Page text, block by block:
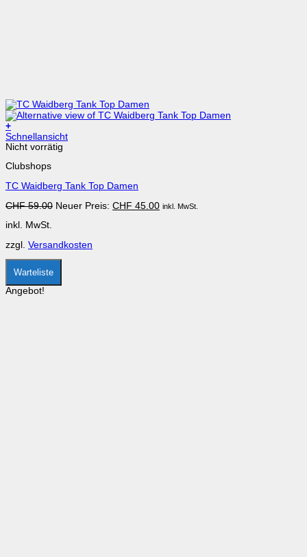
+
Dieses
Produkt
mehrere
auf.
Optionen
auf
Produktseite
gewählt
werden
Schnellansicht
Nicht vorrätig
Clubshops
TC Waidberg Tank Top Damen
CHF59.00 Ursprünglicher
Neuer Preis: CHF 45.00Aktueller
inkl. MwSt.
inkl. MwSt.
zzgl. Versandkosten
Warteliste
Angebot!